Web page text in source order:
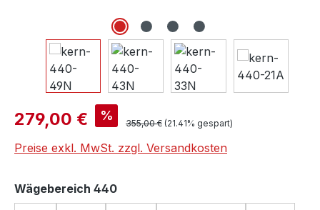
Verkaufspreis:
279,00 € % Regulärer Preis:
355,00 € (21.41% gespart)
Preise exkl. MwSt. zzgl. Versandkosten
Wägebereich 440auswählen